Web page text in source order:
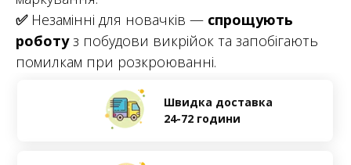
✅Незамінні для новачків — спрощують
роботуз побудови викрійок та запобігають
помилкам при розкроюванні.
Швидка доставка
24-72 години